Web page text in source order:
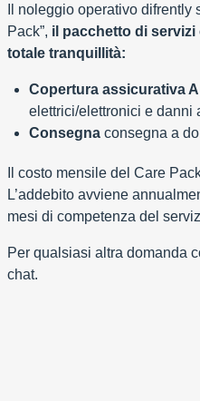
Il noleggio operativo
Pack”, il pacchetto di servizi
totale tranquillità:
Copertura assicurativa
elettrici/elettronici e danni
Consegnaconsegna a
Il costo mensile del Care
L’addebito avviene
mesi di competenza del
Per qualsiasi altra domanda
chat.